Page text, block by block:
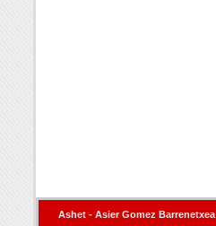
Ashet - Asier Gomez Barrenetxea